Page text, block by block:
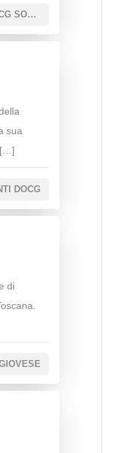
CHIANTI DOCG SOTTOZONA COLLI SENESI
sua
[…]
DOCG
di